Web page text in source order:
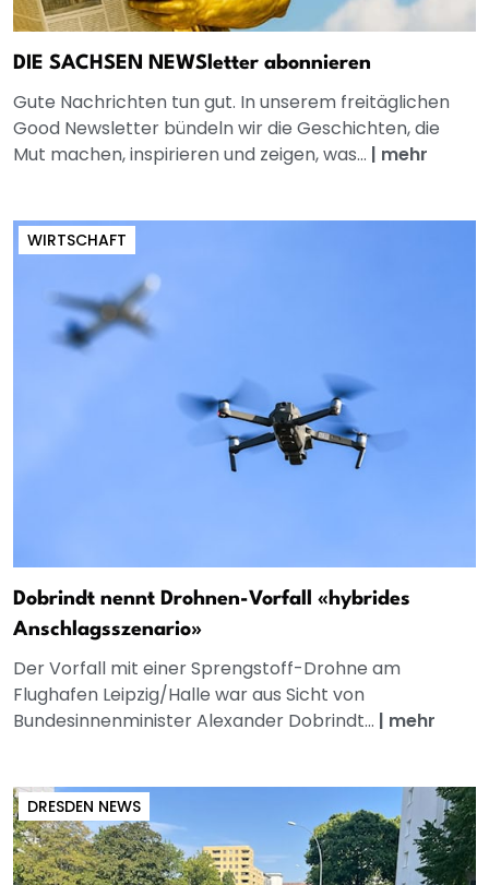
DIE SACHSEN NEWSletter abonnieren
Gute Nachrichten tun gut. In unserem freitäglichen
Good Newsletter bündeln wir die Geschichten, die
Mut machen, inspirieren und zeigen, was... | mehr
WIRTSCHAFT
Dobrindt nennt Drohnen-Vorfall «hybrides
Anschlagsszenario»
Der Vorfall mit einer Sprengstoff-Drohne am
Flughafen Leipzig/Halle war aus Sicht von
Bundesinnenminister Alexander Dobrindt... | mehr
DRESDEN NEWS